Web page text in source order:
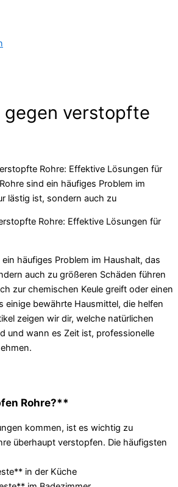
gegen verstopfte
Rohre: Effektive Lösungen für
häufiges Problem im Haushalt, das
auch zu größeren Schäden führen
zur chemischen Keule greift oder einen
einige bewährte Hausmittel, die helfen
zeigen wir dir, welche natürlichen
und wann es Zeit ist, professionelle
Rohre?**
kommen, ist es wichtig zu
überhaupt verstopfen. Die häufigsten
in der Küche